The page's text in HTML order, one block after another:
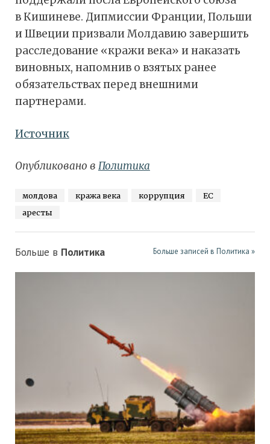
в Кишиневе. Дипмиссии Франции, Польши
и Швеции призвали Молдавию завершить
расследование «кражи века» и наказать
виновных, напомнив о взятых ранее
обязательствах перед внешними
партнерами.
Источник
Опубликовано в Политика
молдова кража века коррупция
ЕС
аресты
Больше в Политика Больше записей в Политика »